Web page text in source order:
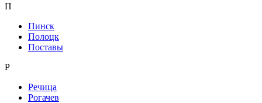
П
Пинск
Полоцк
Поставы
Р
Речица
Рогачев